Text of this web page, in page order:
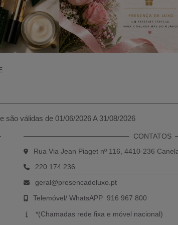
são válidas de 01/06/2026 A 31/08/2026
CONTATOS
Rua Via Jean Piaget nº 116, 4410-236
220 174 236
geral@presencadeluxo.pt
Telemóvel/ WhatsAPP 916 967 800
*(Chamadas rede fixa e móvel nacional)